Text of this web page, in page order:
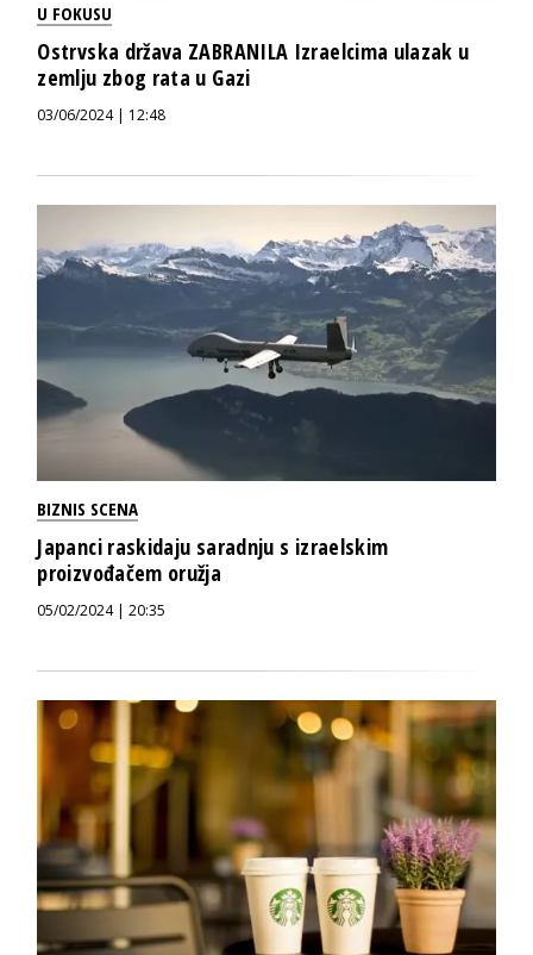
U FOKUSU
Ostrvska država ZABRANILA Izraelcima ulazak u
zemlju zbog rata u Gazi
03/06/2024 | 12:48
BIZNIS SCENA
Japanci raskidaju saradnju s izraelskim
proizvođačem oružja
05/02/2024 | 20:35